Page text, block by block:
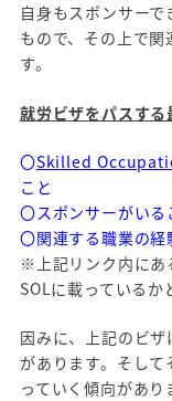
自身もスポンサー
もので、その上で
す。
就労ビザをパスす
〇Skilled
こと
〇スポンサーがいる
〇関連する職業の
※上記リンク内にあ
SOLに載っている
因みに、上記のビ
があります。そし
っていく傾向があり